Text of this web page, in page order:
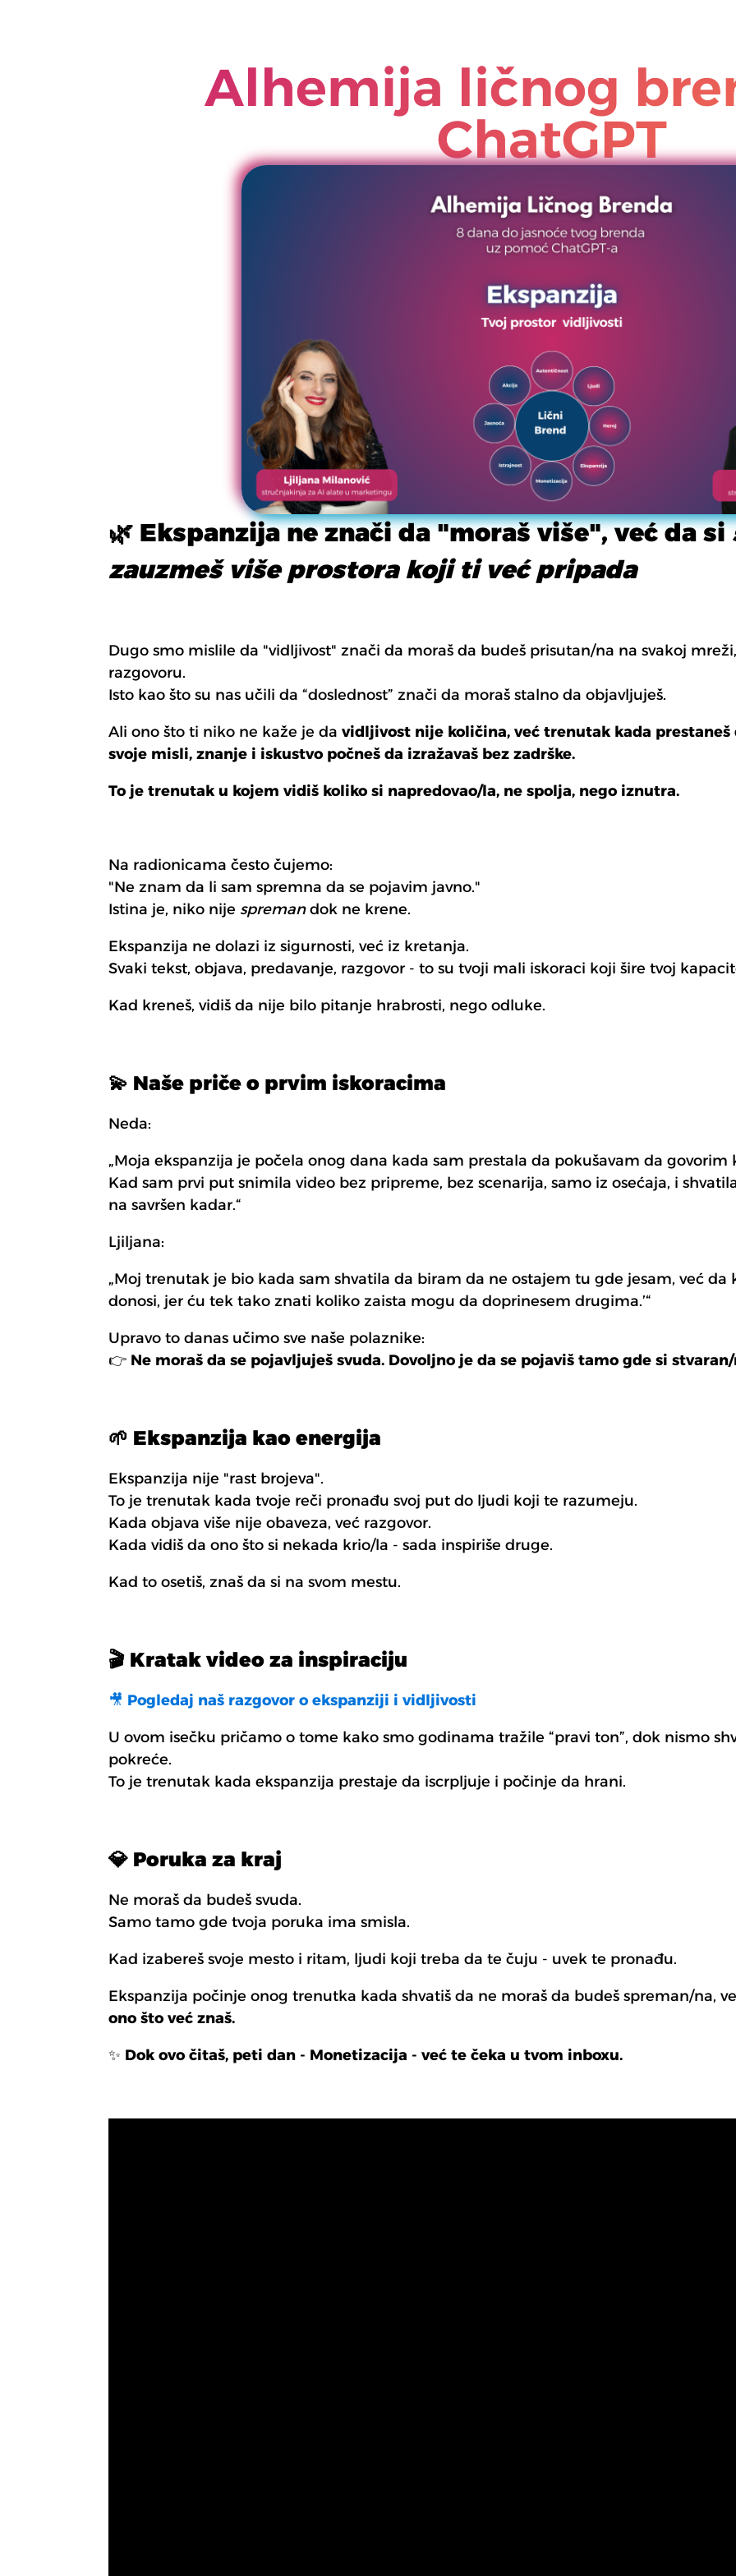
Alhemija ličnog
ChatGPT
🌿 Ekspanzija ne znači da "moraš više", već da si
zauzmeš više prostora koji ti već pripada
Dugo smo mislile da "vidljivost" znači da moraš da budeš prisutan/na na svakoj
razgovoru.
Isto kao što su nas učili da “doslednost” znači da moraš stalno da objavljuješ.
Ali ono što ti niko ne kaže je da vidljivost nije količina, već trenutak kada prestaneš
svoje misli, znanje i iskustvo počneš da izražavaš bez zadrške.
To je trenutak u kojem vidiš koliko si napredovao/la, ne spolja, nego iznutra.
Na radionicama često čujemo:
"Ne znam da li sam spremna da se pojavim javno."
Istina je, niko nije spremandok ne krene.
Ekspanzija ne dolazi iz sigurnosti, već iz kretanja.
Svaki tekst, objava, predavanje, razgovor - to su tvoji mali iskoraci koji šire tvoj
Kad kreneš, vidiš da nije bilo pitanje hrabrosti, nego odluke.
💫 Naše priče o prvim iskoracima
Neda:
„Moja ekspanzija je počela onog dana kada sam prestala da pokušavam da govorim
Kad sam prvi put snimila video bez pripreme, bez scenarija, samo iz osećaja, i
na savršen kadar.“
Ljiljana:
„Moj trenutak je bio kada sam shvatila da biram da ne ostajem tu gde jesam, već
donosi, jer ću tek tako znati koliko zaista mogu da doprinesem drugima.’“
Upravo to danas učimo sve naše polaznike:
👉 Ne moraš da se pojavljuješ svuda. Dovoljno je da se pojaviš tamo gde si stvaran/
🌱 Ekspanzija kao energija
Ekspanzija nije "rast brojeva".
To je trenutak kada tvoje reči pronađu svoj put do ljudi koji te razumeju.
Kada objava više nije obaveza, već razgovor.
Kada vidiš da ono što si nekada krio/la - sada inspiriše druge.
Kad to osetiš, znaš da si na svom mestu.
🎬 Kratak video za inspiraciju
🎥 Pogledaj naš razgovor o ekspanziji i vidljivosti
U ovom isečku pričamo o tome kako smo godinama tražile “pravi ton”, dok nismo
pokreće.
To je trenutak kada ekspanzija prestaje da iscrpljuje i počinje da hrani.
💎 Poruka za kraj
Ne moraš da budeš svuda.
Samo tamo gde tvoja poruka ima smisla.
Kad izabereš svoje mesto i ritam, ljudi koji treba da te čuju - uvek te pronađu.
Ekspanzija počinje onog trenutka kada shvatiš da ne moraš da budeš spreman/na,
ono što već znaš.
✨ Dok ovo čitaš, peti dan - Monetizacija - već te čeka u tvom inboxu.